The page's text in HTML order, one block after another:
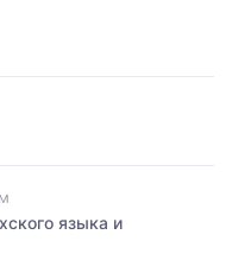
языка и